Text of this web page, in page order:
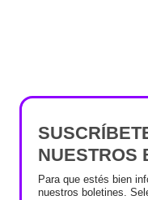
NUESTROS
Para que estés bien
nuestros boletines.